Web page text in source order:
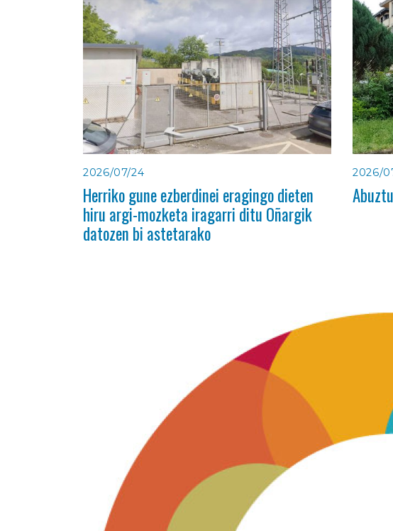
2026/07/24
Herriko gune ezberdinei eragingo dieten
hiru argi-mozketa iragarri ditu Oñargik
datozen bi astetarako
2026/